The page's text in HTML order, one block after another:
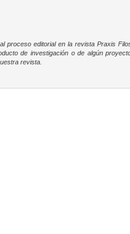
proceso editorial en la revista Praxis
de investigación o de algún
revista.